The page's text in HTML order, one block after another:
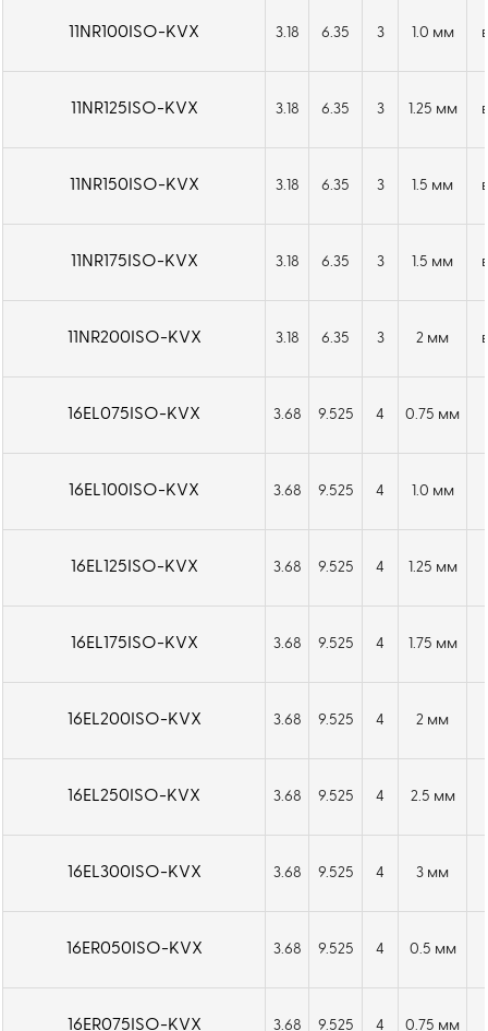
11NR100ISO-KVX 3.18 6.35 3 1.0 мм
11NR125ISO-KVX 3.18 6.35 3 1.25 мм
11NR150ISO-KVX 3.18 6.35 3 1.5 мм
11NR175ISO-KVX 3.18 6.35 3 1.5 мм
11NR200ISO-KVX 3.18 6.35 3 2 мм
16EL075ISO-KVX 3.68 9.525 4 0.75 мм
16EL100ISO-KVX 3.68 9.525 4 1.0 мм
16EL125ISO-KVX 3.68 9.525 4 1.25 мм
16EL175ISO-KVX 3.68 9.525 4 1.75 мм
16EL200ISO-KVX 3.68 9.525 4 2 мм
16EL250ISO-KVX 3.68 9.525 4 2.5 мм
16EL300ISO-KVX 3.68 9.525 4 3 мм
16ER050ISO-KVX 3.68 9.525 4 0.5 мм
16ER075ISO-KVX 3.68 9.525 4 0.75 мм